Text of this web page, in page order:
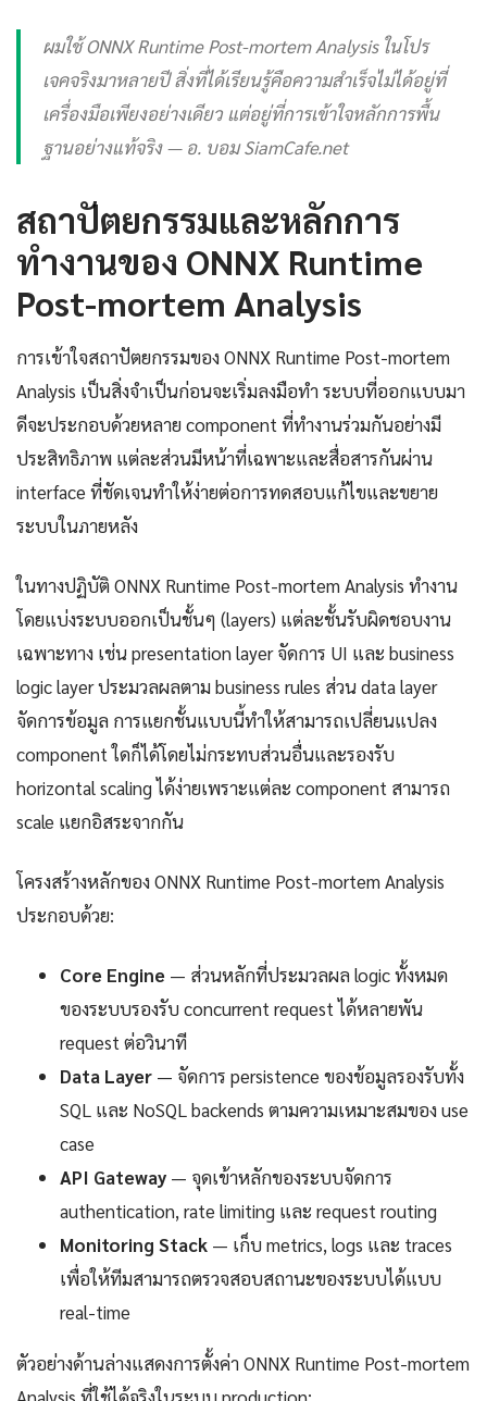
ผมใช้ ONNX Runtime Post-mortem Analysis ในโปร
เจคจริงมาหลายปี สิ่งที่ได้เรียนรู้คือความสำเร็จไม่ได้อยู่ที่
เครื่องมือเพียงอย่างเดียว แต่อยู่ที่การเข้าใจหลักการพื้น
ฐานอย่างแท้จริง — อ. บอม SiamCafe.net
สถาปัตยกรรมและหลักการ
ทำงานของ ONNX Runtime
Post-mortem Analysis
การเข้าใจสถาปัตยกรรมของ ONNX Runtime Post-mortem
Analysis เป็นสิ่งจำเป็นก่อนจะเริ่มลงมือทำ ระบบที่ออกแบบมา
ดีจะประกอบด้วยหลาย component ที่ทำงานร่วมกันอย่างมี
ประสิทธิภาพ แต่ละส่วนมีหน้าที่เฉพาะและสื่อสารกันผ่าน
interface ที่ชัดเจนทำให้ง่ายต่อการทดสอบแก้ไขและขยาย
ระบบในภายหลัง
ในทางปฏิบัติ ONNX Runtime Post-mortem Analysis ทำงาน
โดยแบ่งระบบออกเป็นชั้นๆ (layers) แต่ละชั้นรับผิดชอบงาน
เฉพาะทาง เช่น presentation layer จัดการ UI และ business
logic layer ประมวลผลตาม business rules ส่วน data layer
จัดการข้อมูล การแยกชั้นแบบนี้ทำให้สามารถเปลี่ยนแปลง
component ใดก็ได้โดยไม่กระทบส่วนอื่นและรองรับ
horizontal scaling ได้ง่ายเพราะแต่ละ component สามารถ
scale แยกอิสระจากกัน
โครงสร้างหลักของ ONNX Runtime Post-mortem Analysis
ประกอบด้วย:
Core Engine — ส่วนหลักที่ประมวลผล logic ทั้งหมด
ของระบบรองรับ concurrent request ได้หลายพัน
request ต่อวินาที
Data Layer — จัดการ persistence ของข้อมูลรองรับทั้ง
SQL และ NoSQL backends ตามความเหมาะสมของ use
case
API Gateway — จุดเข้าหลักของระบบจัดการ
authentication, rate limiting และ request routing
Monitoring Stack — เก็บ metrics, logs และ traces
เพื่อให้ทีมสามารถตรวจสอบสถานะของระบบได้แบบ
real-time
ตัวอย่างด้านล่างแสดงการตั้งค่า ONNX Runtime Post-mortem